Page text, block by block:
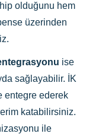
olduğunu hem
üzerinden
ise
sağlayabilir. İK
entegre ederek
katabilirsiniz.
ile